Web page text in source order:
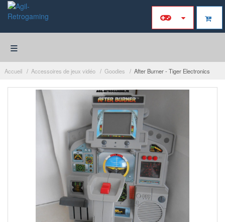
≡
Accueil Accessoires de jeux vidéo Goodies After Burner - Tiger Electronics